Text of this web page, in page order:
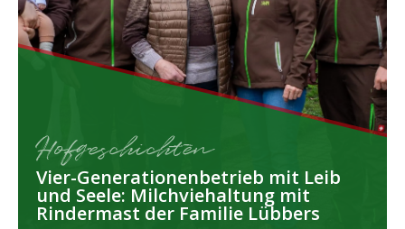
Hofgeschichten
Vier-Generationenbetrieb mit Leib
und Seele: Milchviehaltung mit
Rindermast der Familie Lübbers